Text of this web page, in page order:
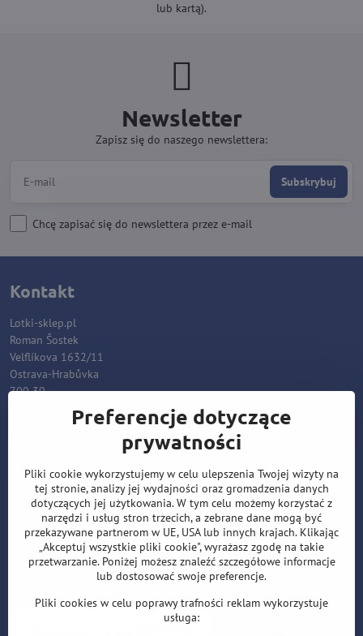
lub kartą).
Newsletter
Zapisz się do naszego newslettera:
Subskrybuj
Chcę zapisać się do newslettera przez e-mail
Kontakt
Lotki-sklep.pl
Roman Šostek
Velflíkova 1632/11
Ostrava-Hrabůvka
700 30
T: +420 553 038 721
https://www.facebook.com/sipky.obchod/
Preferencje dotyczące
prywatności
Pliki cookie wykorzystujemy w celu ulepszenia Twojej wizyty na
tej stronie, analizy jej wydajności oraz gromadzenia danych
dotyczących jej użytkowania. W tym celu możemy korzystać z
narzędzi i usług stron trzecich, a zebrane dane mogą być
przekazywane partnerom w UE, USA lub innych krajach. Klikając
„Akceptuj wszystkie pliki cookie", wyrażasz zgodę na takie
przetwarzanie. Poniżej możesz znaleźć szczegółowe informacje
lub dostosować swoje preferencje.
Pliki cookies w celu poprawy trafności reklam wykorzystuje
usługa: